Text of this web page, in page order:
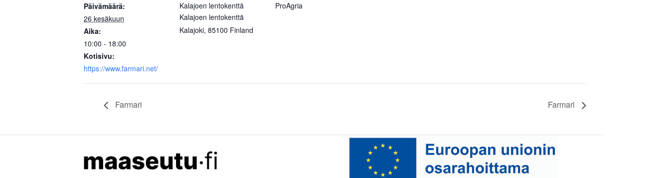
Päivämäärä:
26 kesäkuun
Aika:
10:00 - 18:00
Kotisivu:
https://www.farmari.net/
Kalajoen lentokenttä
Kalajoen lentokenttä
Kalajoki, 85100 Finland
ProAgria
Farmari Farmari